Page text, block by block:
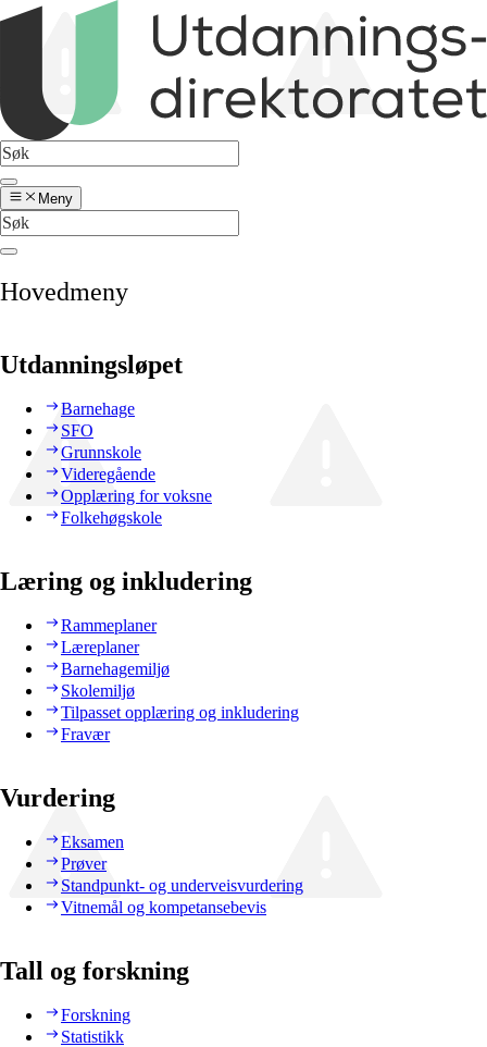
Meny
Hovedmeny
Utdanningsløpet
Barnehage
SFO
Grunnskole
Videregående
Opplæring for voksne
Folkehøgskole
Læring og inkludering
Rammeplaner
Læreplaner
Barnehagemiljø
Skolemiljø
Tilpasset opplæring og inkludering
Fravær
Vurdering
Eksamen
Prøver
Standpunkt- og underveisvurdering
Vitnemål og kompetansebevis
Tall og forskning
Forskning
Statistikk